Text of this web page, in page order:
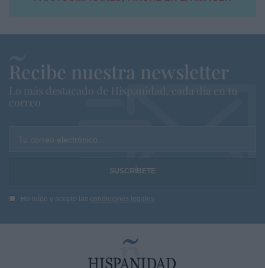
Recibe nuestra newsletter
Lo más destacado de Hispanidad, cada dia en tu
correo
Tu correo electrónico...
He leído y acepto las condiciones legales